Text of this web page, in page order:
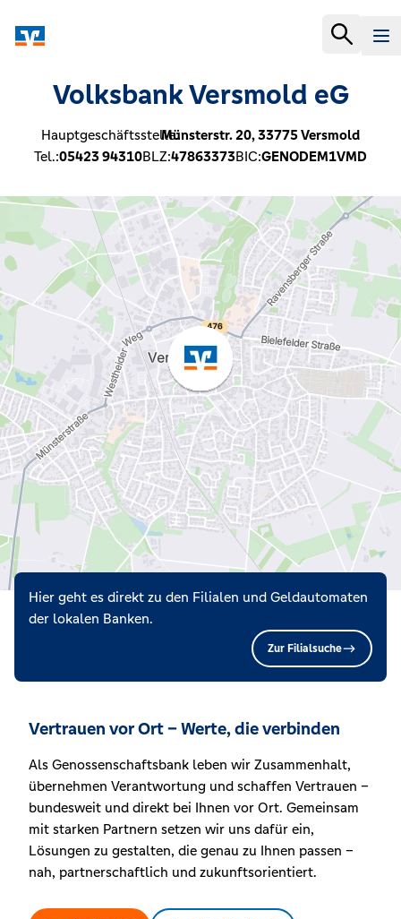
Volksbank Versmold eG
Hauptgeschäftsstelle:Münsterstr. 20,33775Versmold
Tel.:05423 94310BLZ:47863373BIC:GENODEM1VMD
Hier geht es direkt zu den Filialen und Geldautomaten
der lokalen Banken.
Zur Filialsuche
Vertrauen vor Ort – Werte, die verbinden
Als Genossenschaftsbank leben wir Zusammenhalt,
übernehmen Verantwortung und schaffen Vertrauen –
bundesweit und direkt bei Ihnen vor Ort. Gemeinsam
mit starken Partnern setzen wir uns dafür ein,
Lösungen zu gestalten, die genau zu Ihnen passen –
nah, partnerschaftlich und zukunftsorientiert.